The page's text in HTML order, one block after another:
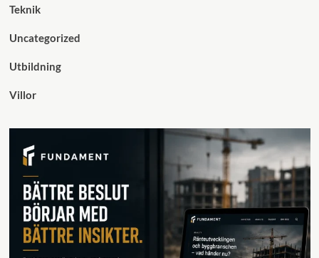
Teknik
Uncategorized
Utbildning
Villor